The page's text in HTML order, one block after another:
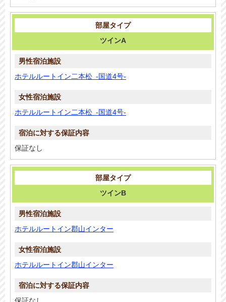
ツインA
ホテルルートイン二本松 -国道4号-
ホテルルートイン二本松 -国道4号-
保証なし
ツインB
ホテルルートイン郡山インター
ホテルルートイン郡山インター